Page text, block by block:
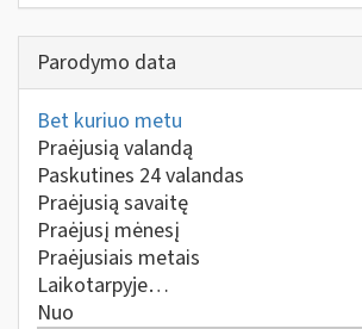
Parodymo data
Bet kuriuo metu
Praėjusią valandą
Paskutines 24 valandas
Praėjusią savaitę
Praėjusį mėnesį
Praėjusiais metais
Laikotarpyje…
Nuo